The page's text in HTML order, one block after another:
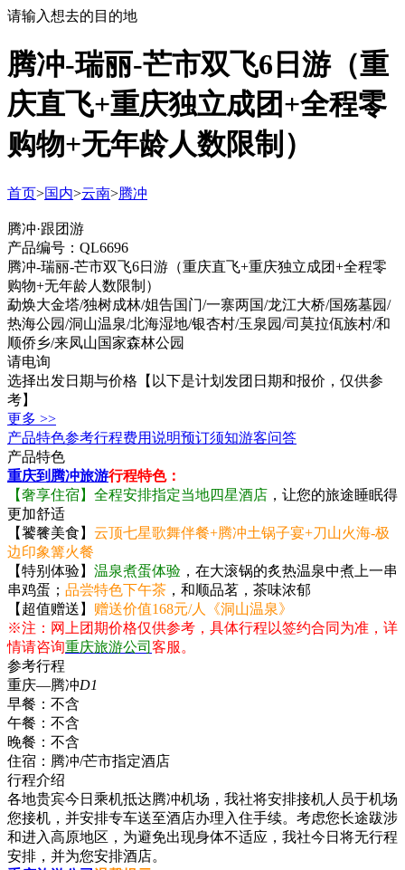
请输入想去的目的地
腾冲-瑞丽-芒市双飞6日游（重
庆直飞+重庆独立成团+全程零
购物+无年龄人数限制）
首页>国内>云南>腾冲
腾冲·跟团游
产品编号：QL6696
腾冲-瑞丽-芒市双飞6日游（重庆直飞+重庆独立成团+全程零
购物+无年龄人数限制）
勐焕大金塔/独树成林/姐告国门/一寨两国/龙江大桥/国殇墓园/
热海公园/洞山温泉/北海湿地/银杏村/玉泉园/司莫拉佤族村/和
顺侨乡/来凤山国家森林公园
请电询
选择出发日期与价格 【以下是计划发团日期和报价，仅供参
考】
更多 >>
产品特色参考行程费用说明预订须知游客问答
产品特色
重庆到腾冲旅游行程特色：
【奢享住宿】全程安排指定当地四星酒店 ，让您的旅途睡眠得
更加舒适
【饕餮美食】 云顶七星歌舞伴餐+腾冲土锅子宴+刀山火海-极
边印象篝火餐
【特别体验】 温泉煮蛋体验 ，在大滚锅的炙热温泉中煮上一串
串鸡蛋； 品尝特色下午茶 ，和顺品茗，茶味浓郁
【超值赠送】 赠送价值168元/人《洞山温泉》
※注：网上团期价格仅供参考，具体行程以签约合同为准，详
情请咨询重庆旅游公司 客服。
参考行程
重庆—腾冲D1
早餐： 不含
午餐： 不含
晚餐： 不含
住宿： 腾冲/芒市指定酒店
行程介绍
各地贵宾今日乘机抵达腾冲机场，我社将安排接机人员于机场
您接机，并安排专车送至酒店办理入住手续。考虑您长途跋涉
和进入高原地区，为避免出现身体不适应，我社今日将无行程
安排，并为您安排酒店。